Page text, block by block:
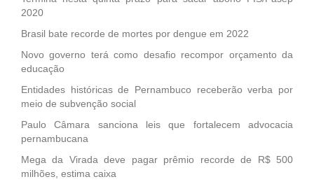
2020
Brasil bate recorde de mortes por dengue em 2022
Novo governo terá como desafio recompor orçamento da
educação
Entidades históricas de Pernambuco receberão verba por
meio de subvenção social
Paulo Câmara sanciona leis que fortalecem advocacia
pernambucana
Mega da Virada deve pagar prêmio recorde de R$ 500
milhões, estima caixa